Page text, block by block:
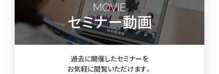
MOVIE
セミナー動画
過去に開催したセミナーを
お気軽に閲覧いただけます。